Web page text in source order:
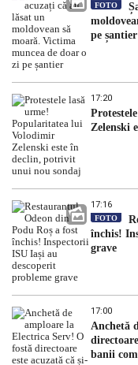
FOTO
pe șantier
17:20
Zelenski
17:16
FOTO
închis!
grave
17:00
Anchetă
banii